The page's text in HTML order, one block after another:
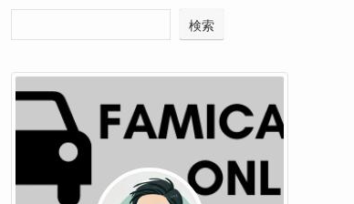
検索